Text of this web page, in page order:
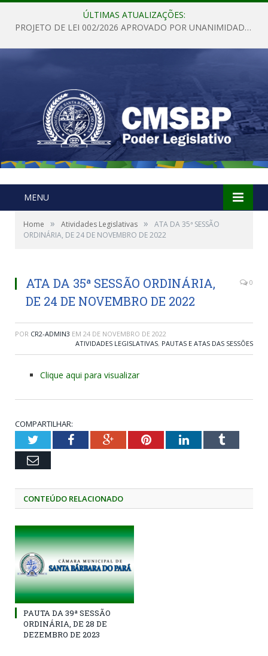
ÚLTIMAS ATUALIZAÇÕES:
PROJETO DE LEI 002/2026 APROVADO POR UNANIMIDADE EM SESSÃO ORDINÁRIA NESTA QUINTA – FEIRA 28 DE MAIO DE 2026
MENU
Home » Atividades Legislativas »
ATA DA 35ª SESSÃO
ORDINÁRIA, DE 24 DE NOVEMBRO DE 2022
ATA DA 35ª SESSÃO ORDINÁRIA,
DE 24 DE NOVEMBRO DE 2022
0
POR CR2-ADMIN3 EM 24 DE NOVEMBRO DE 2022
ATIVIDADES LEGISLATIVAS, PAUTAS E ATAS DAS SESSÕES
Clique aqui para visualizar
COMPARTILHAR:
TwitterFacebookGoogle+PinterestLinkedInTumblr
Email
CONTEÚDO RELACIONADO
PAUTA DA 39ª SESSÃO
ORDINÁRIA, DE 28 DE
DEZEMBRO DE 2023